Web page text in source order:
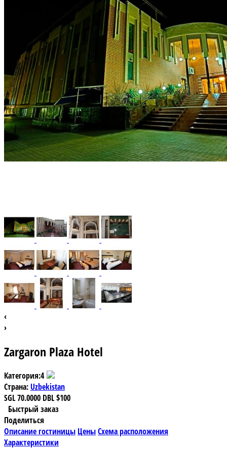
‹
›
Zargaron Plaza Hotel
Категория:4
Страна: Uzbekistan
SGL70.0000 DBL$100
Быстрый заказ
Поделиться
Описание гостиницы ЦеныСхема расположения
Характеристики